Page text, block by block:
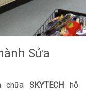
Sửa
chữaSKYTECH hỗ